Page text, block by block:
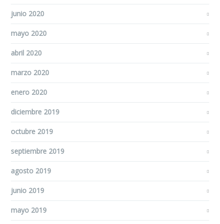
junio 2020
mayo 2020
abril 2020
marzo 2020
enero 2020
diciembre 2019
octubre 2019
septiembre 2019
agosto 2019
junio 2019
mayo 2019